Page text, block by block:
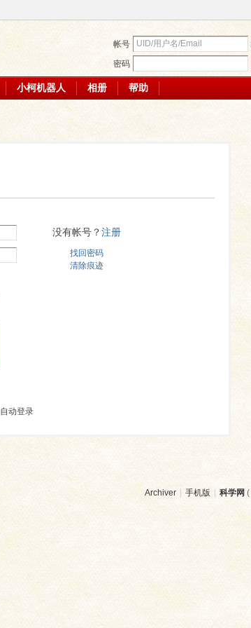
帐号
密码
小柯机器人 相册 帮助
没有帐号？注册
找回密码
清除痕迹
自动登录
Archiver | 手机版 | 科学网 (